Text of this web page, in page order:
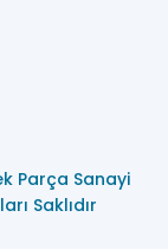
Parça Sanayi
Saklıdır